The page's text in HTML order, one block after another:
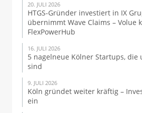
20. JULI 2026
HTGS-Gründer investiert in IX
übernimmt Wave Claims – Volue
FlexPowerHub
16. JULI 2026
5 nagelneue Kölner Startups, die
sind
9. JULI 2026
Köln gründet weiter kräftig –
ein